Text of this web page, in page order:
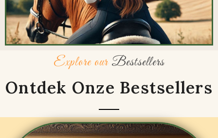
Explore ourBestsellers
Ontdek Onze Bestsellers